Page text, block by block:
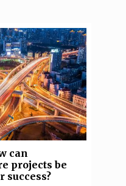
SOCIAL MEDIA
can
projects be
success?